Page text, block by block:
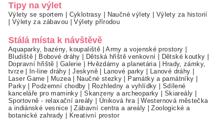
Tipy na výlet
Výlety se sportem Cyklotrasy Naučné výlety
Výlety za historií
Výlety za zábavou |Výlety přírodou
Stálá místa k návštěvě
Aquaparky, bazény, koupaliště |Army a vojenské prostory
Bludiště
Bobové dráhy Dětská hřiště venkovní Dětské koutky
Dopravní hřiště
Galerie Hvězdárny a planetária|
Hrady, zámky,
tvrze| In-line dráhy |Jeskyně| Lanové parky Lanové dráhy
Laser Game
Muzea| Naučné stezky Památky a památníky
Parky| Podzemní chodby Rozhledny a vyhlídky
Sdílené
kanceláře pro maminky |Skanzeny a archeoparky Skiareály
Sportovně - relaxační areály
Úniková hra|Westernová městečka
a indiánské vesnice |Zábavní centra a areály |Zoologické a
botanické zahrady
Kreativní prostor